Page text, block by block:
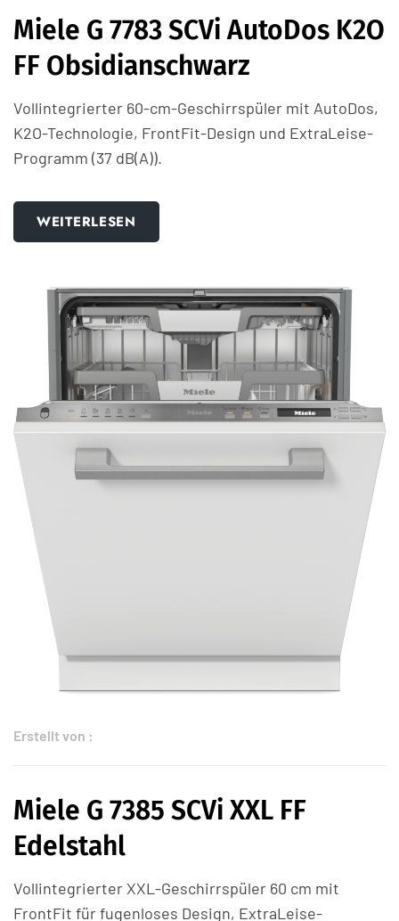
Miele G 7783 SCVi AutoDos K2O
FF Obsidianschwarz
Vollintegrierter 60-cm-Geschirrspüler mit AutoDos,
K2O-Technologie, FrontFit-Design und ExtraLeise-
Programm (37 dB(A)).
WEITERLESEN
Erstellt von :
Miele G 7385 SCVi XXL FF
Edelstahl
Vollintegrierter XXL-Geschirrspüler 60 cm mit
FrontFit für fugenloses Design, ExtraLeise-